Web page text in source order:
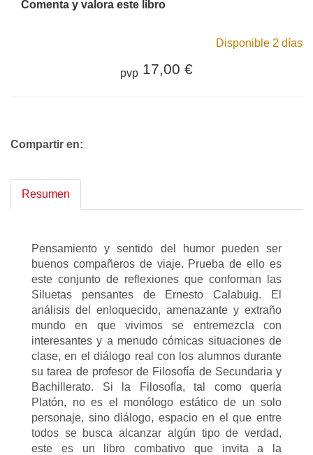
Comenta y valora este libro
Disponible 2 días
pvp 17,00 €
Compartir en:
Resumen
Pensamiento y sentido del humor pueden ser
buenos compañeros de viaje. Prueba de ello es
este conjunto de reflexiones que conforman las
Siluetas pensantes de Ernesto Calabuig. El
análisis del enloquecido, amenazante y extraño
mundo en que vivimos se entremezcla con
interesantes y a menudo cómicas situaciones de
clase, en el diálogo real con los alumnos durante
su tarea de profesor de Filosofía de Secundaria y
Bachillerato. Si la Filosofía, tal como quería
Platón, no es el monólogo estático de un solo
personaje, sino diálogo, espacio en el que entre
todos se busca alcanzar algún tipo de verdad,
este es un libro combativo que invita a la